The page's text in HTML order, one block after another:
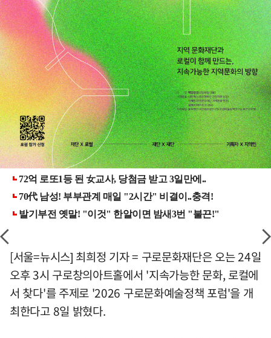
[서울=뉴시스] 최희정 기자 = 구로문화재단은 오는 24일
오후 3시 구로창의아트홀에서 '지속가능한 문화, 로컬에
서 찾다'를 주제로 '2026 구로문화예술정책 포럼'을 개
최한다고 8일 밝혔다.